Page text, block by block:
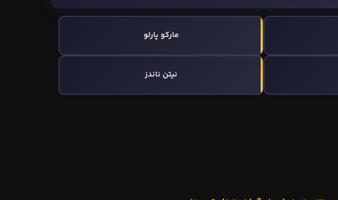
مارکو پارلو
نیتن ناندز